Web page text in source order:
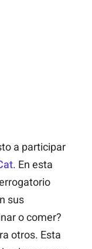
a participar
. En esta
sus
o comer?
otros. Esta